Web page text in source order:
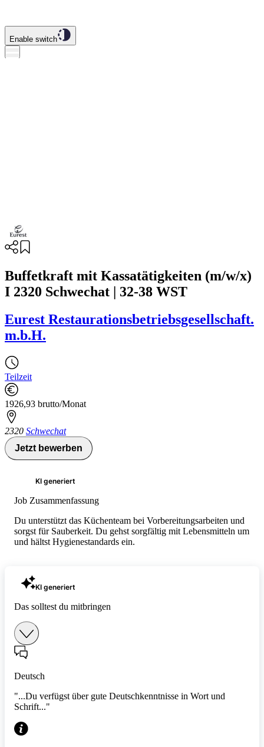
Enable switch
Buffetkraft mit Kassatätigkeiten (m/w/x)
I 2320 Schwechat | 32-38 WST
Eurest Restaurationsbetriebsgesellschaft.
m.b.H.
Teilzeit
1926,93 brutto/Monat
2320 Schwechat
Jetzt bewerben
KI generiert
Job Zusammenfassung
Du unterstützt das Küchenteam bei Vorbereitungsarbeiten und
sorgst für Sauberkeit. Du gehst sorgfältig mit Lebensmitteln um
und hältst Hygienestandards ein.
KI generiert
Das solltest du mitbringen
Deutsch
"...Du verfügst über gute Deutschkenntnisse in Wort und
Schrift..."